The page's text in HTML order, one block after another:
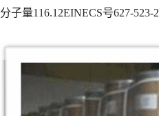
分子量116.12EINECS号627-523-2